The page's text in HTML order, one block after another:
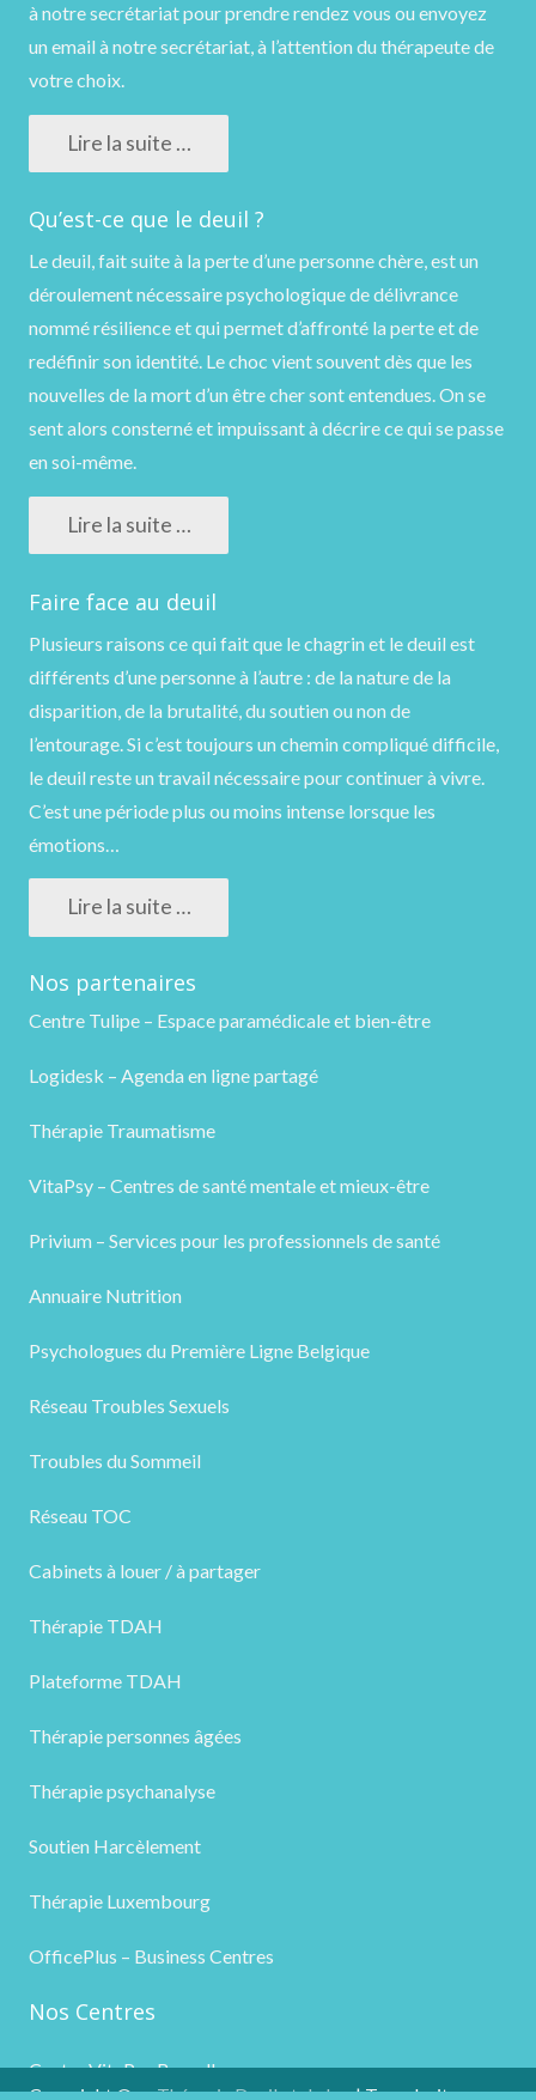
à notre secrétariat pour prendre rendez vous ou envoyez
un email à notre secrétariat, à l’attention du thérapeute de
votre choix.
Lire la suite …
Qu’est-ce que le deuil ?
Le deuil, fait suite à la perte d’une personne chère, est un
déroulement nécessaire psychologique de délivrance
nommé résilience et qui permet d’affronté la perte et de
redéfinir son identité. Le choc vient souvent dès que les
nouvelles de la mort d’un être cher sont entendues. On se
sent alors consterné et impuissant à décrire ce qui se passe
en soi-même.
Lire la suite …
Faire face au deuil
Plusieurs raisons ce qui fait que le chagrin et le deuil est
différents d’une personne à l’autre : de la nature de la
disparition, de la brutalité, du soutien ou non de
l’entourage. Si c’est toujours un chemin compliqué difficile,
le deuil reste un travail nécessaire pour continuer à vivre.
C’est une période plus ou moins intense lorsque les
émotions…
Lire la suite …
Nos partenaires
Centre Tulipe – Espace paramédicale et bien-être
Logidesk – Agenda en ligne partagé
Thérapie Traumatisme
VitaPsy – Centres de santé mentale et mieux-être
Privium – Services pour les professionnels de santé
Annuaire Nutrition
Psychologues du Première Ligne Belgique
Réseau Troubles Sexuels
Troubles du Sommeil
Réseau TOC
Cabinets à louer / à partager
Thérapie TDAH
Plateforme TDAH
Thérapie personnes âgées
Thérapie psychanalyse
Soutien Harcèlement
Thérapie Luxembourg
OfficePlus – Business Centres
Nos Centres
Centre VitaPsy Bruxelles
Copyright ©
Thérapie Deuil et de la | Tous droits